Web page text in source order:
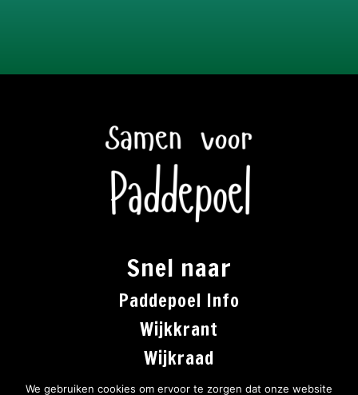
Snel naar
Paddepoel Info
Wijkkrant
Wijkraad
Co-creatie
We gebruiken cookies om ervoor te zorgen dat onze website